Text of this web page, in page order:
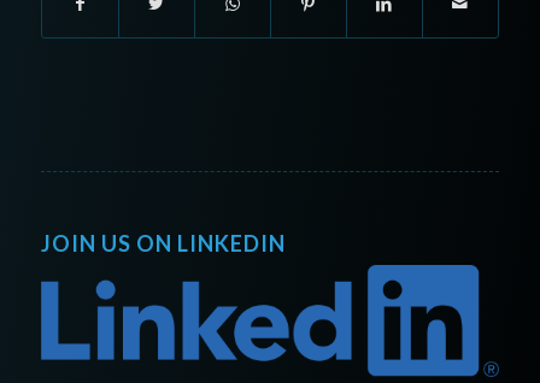
JOIN US ON LINKEDIN